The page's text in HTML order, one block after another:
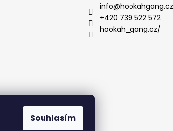
Souhlasím
info@hookahgang.cz
+420 739 522 572
hookah_gang.cz/